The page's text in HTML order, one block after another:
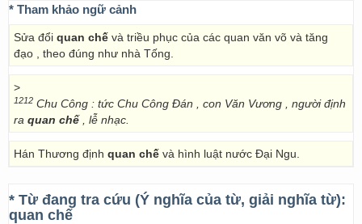
* Tham khảo ngữ cảnh
Sửa đổi quan chế và triều phục của các quan văn võ và tăng
đạo , theo đúng như nhà Tống.
>
1212 Chu Công : tức Chu Công Đán , con Văn Vương , người định
ra quan chế, lễ nhạc.
Hán Thương định quan chế và hình luật nước Đại Ngu.
* Từ đang tra cứu (Ý nghĩa của từ, giải nghĩa từ):
quan chế